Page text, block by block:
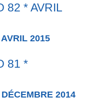
82 * AVRIL
2015
81 *
2014